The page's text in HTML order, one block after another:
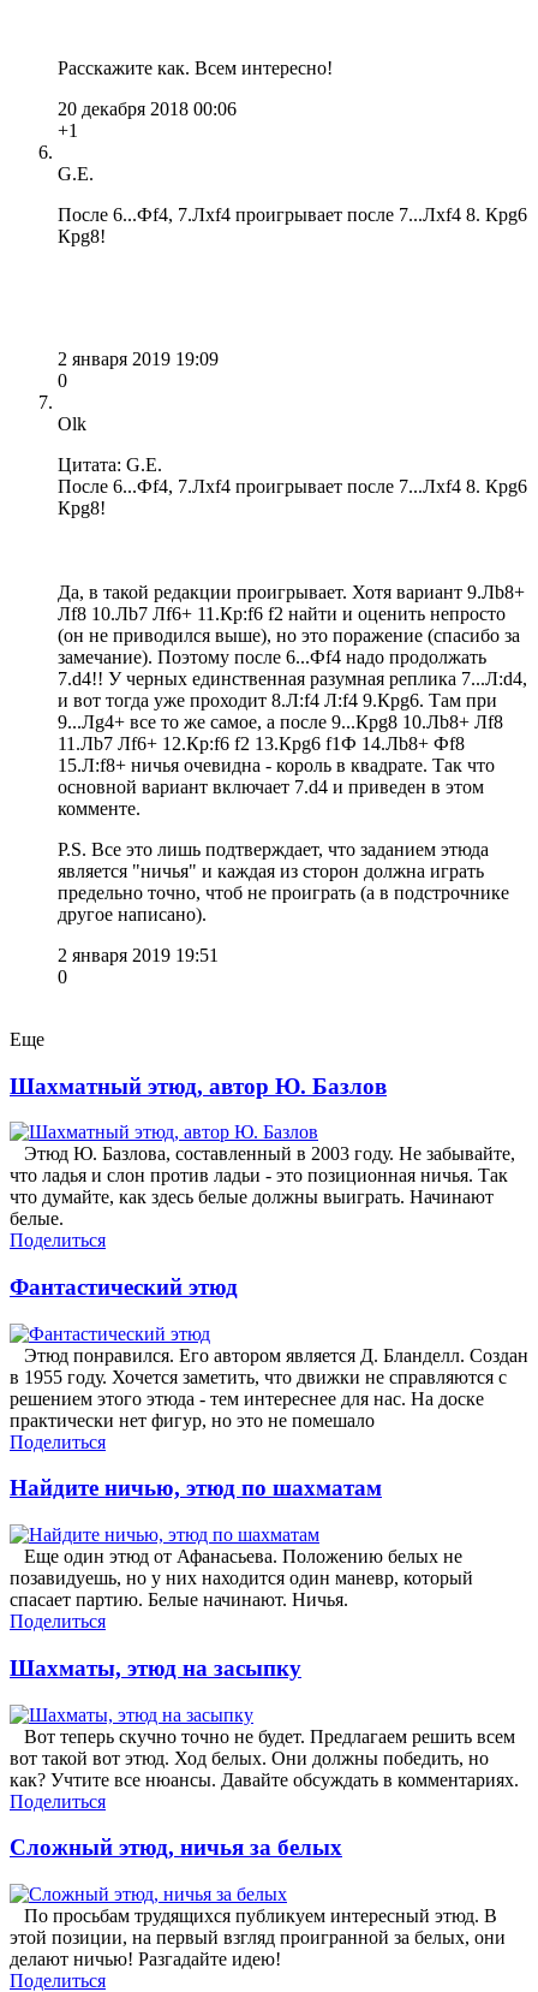
Расскажите как. Всем интересно!
20 декабря 2018 00:06
+1
G.E.
После 6...Фf4, 7.Лхf4 проигрывает после 7...Лxf4 8. Крg6
Крg8!
2 января 2019 19:09
0
Olk
Цитата: G.E.
После 6...Фf4, 7.Лхf4 проигрывает после 7...Лxf4 8. Крg6
Крg8!
Да, в такой редакции проигрывает. Хотя вариант 9.Лb8+
Лf8 10.Лb7 Лf6+ 11.Кр:f6 f2 найти и оценить непросто
(он не приводился выше), но это поражение (спасибо за
замечание). Поэтому после 6...Фf4 надо продолжать
7.d4!! У черных единственная разумная реплика 7...Л:d4,
и вот тогда уже проходит 8.Л:f4 Л:f4 9.Крg6. Там при
9...Лg4+ все то же самое, а после 9...Крg8 10.Лb8+ Лf8
11.Лb7 Лf6+ 12.Кр:f6 f2 13.Крg6 f1Ф 14.Лb8+ Фf8
15.Л:f8+ ничья очевидна - король в квадрате. Так что
основной вариант включает 7.d4 и приведен в этом
комменте.
P.S. Все это лишь подтверждает, что заданием этюда
является "ничья" и каждая из сторон должна играть
предельно точно, чтоб не проиграть (а в подстрочнике
другое написано).
2 января 2019 19:51
0
Еще
Шахматный этюд, автор Ю. Базлов
Этюд Ю. Базлова, составленный в 2003 году. Не забывайте,
что ладья и слон против ладьи - это позиционная ничья. Так
что думайте, как здесь белые должны выиграть. Начинают
белые.
Поделиться
Фантастический этюд
Этюд понравился. Его автором является Д. Бланделл. Создан
в 1955 году. Хочется заметить, что движки не справляются с
решением этого этюда - тем интереснее для нас. На доске
практически нет фигур, но это не помешало
Поделиться
Найдите ничью, этюд по шахматам
Еще один этюд от Афанасьева. Положению белых не
позавидуешь, но у них находится один маневр, который
спасает партию. Белые начинают. Ничья.
Поделиться
Шахматы, этюд на засыпку
Вот теперь скучно точно не будет. Предлагаем решить всем
вот такой вот этюд. Ход белых. Они должны победить, но
как? Учтите все нюансы. Давайте обсуждать в комментариях.
Поделиться
Сложный этюд, ничья за белых
По просьбам трудящихся публикуем интересный этюд. В
этой позиции, на первый взгляд проигранной за белых, они
делают ничью! Разгадайте идею!
Поделиться